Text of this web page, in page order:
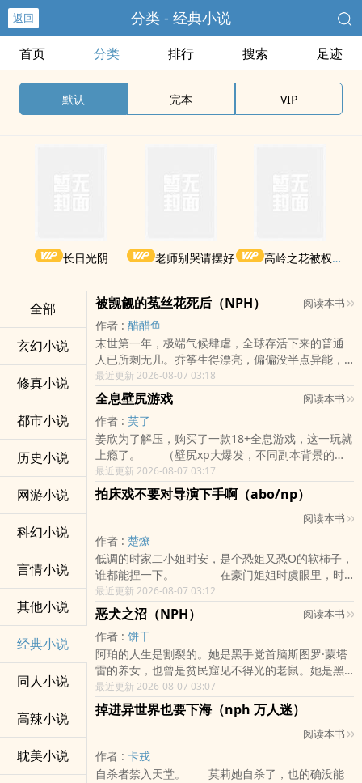
返回 分类 - 经典小说
首页 分类 排行 搜索 足迹
默认 完本 VIP
长日光阴 老师别哭请摆好 高岭之花被权贵轮了后
全部
玄幻小说
修真小说
都市小说
历史小说
网游小说
科幻小说
言情小说
其他小说
经典小说
同人小说
高辣小说
耽美小说
被觊觎的菟丝花死后（NPH） 阅读本书
作者 : 醋醋鱼
末世第一年，极端气候肆虐，全球存活下来的普通
人已所剩无几。乔筝生得漂亮，偏偏没半点异能，
好不容易攀上个异能者当男友，就被丧尸抓伤了。
心惊胆战之际，系统出现了，说她是气运子的白月
光前女友，注定圣母心发作最终惨死。【天道失
衡，几位气运子情感线缺失，世界即将崩坏。若不
及时修补，人类将再无明日。】【请利用你死而复
生的异能，为他们补全心碎一课，让他们终生难
忘，并因此团结拯救世界。】气运子一号：她男友
的宿敌，行踪诡秘、常年覆着面具的基地之主。气
运子二号：她那位阴鸷冷漠、毫无血缘的继兄。气
运子三号：她的现任男友。……气运子N号……乔
筝：……我吗？？？*前两次死遁有惊无险，末世第
三年，总算迎来了第三次死遁。按照剧情，乔筝为
救下男人挡下致命一击。她倒在血泊里，泪水涟涟
地望着他，嘴唇轻颤：“对不起……要记得我……”悲情
落幕，完美绝唱。【警告！检测到气运子异能暴
走，正在强行逆转宿主死亡进程……】【死遁失
败。】下一秒，她被人颤抖着从血泊里捞起来，睫
毛轻颤，如坠冰窟。废墟之上，几道阴冷如附骨之
疽的精神力同时压下——“筝筝，演够了吗？”所有出
现且有名字的男性均身心全洁。末世万人迷，男主
全员单箭头，强制爱。百珠加更
最近更新 2026-08-07 03:18
全息壁尻游戏 阅读本书
作者 : 芙了
姜欣为了解压，购买了一款18+全息游戏，这一玩就
上瘾了。 （壁尻xp大爆发，不同副本背景的壁
尻play，无明确男主，多人+路人np，sm，慎入）
最近更新 2026-08-07 03:17
拍床戏不要对导演下手啊（abo/np）
阅读本书
作者 : 楚燎
低调的时家二小姐时安，是个恐姐又恐O的软柿子，
谁都能捏一下。 在豪门姐姐时虞眼里，时
安是她一手养大、只能被自己玩弄于股掌之间的小
处狗。然而一朝玩脱，“不给吃”的姐姐惨遭死对头影
后温霏偷家。 温霏睡时安的理由很简单：1. 听
说这导演很有才（且脸嫩）2. 听说这是时虞的宝贝
妹妹（睡了能气死时虞）。 时虞破防： “我养了
二十年的狗，我都没舍得吃，居然被那个戏子偷吃
了？！” 高岭之花姐姐步步紧逼，狐狸精影后用
身体疯狂排毒，家里的温柔小妈虎视眈眈，片场的
甜妹恨不得一天25小时黏着她。 时安：“......求
求你们，让我先把戏拍完再脱裤子行吗？！”【食用
指南】1.NP文，1v4，ABO2.含骨科、狗塑、姐狗文
学、小妈文学、微强制3.轻松无脑爽文/修罗场/无雌
最近更新 2026-08-07 03:12
恶犬之沼（NPH） 阅读本书
作者 : 饼干
阿珀的人生是割裂的。她是黑手党首脑斯图罗·蒙塔
雷的养女，也曾是贫民窟见不得光的老鼠。她是黑
手党家族的一员，也是他们随手可弃的联姻工具。
在这群衣冠楚楚的掠食者眼里，她不过是株侥幸攀
进温室的野草——温顺、软弱、无害，注定会沦为
牌桌上的猎物，任由各方势力分食殆尽。….真的是
这样的吗？戒备森严的首脑书房外，她朝养父的心
腹掀起了裙摆；未婚夫就在一墙之隔，她却爬上了
最近更新 2026-08-07 03:07
掉进异世界也要下海（nph 万人迷）
阅读本书
作者 : 卡戎
自杀者禁入天堂。 莫莉她自杀了，也的确没能